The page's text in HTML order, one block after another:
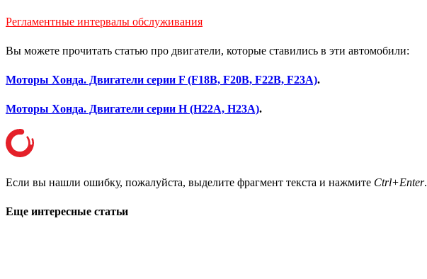
Регламентные интервалы обслуживания
Вы можете прочитать статью про двигатели, которые ставились в эти автомобили:
Моторы Хонда. Двигатели серии F (F18B, F20B, F22B, F23A).
Моторы Хонда. Двигатели серии H (H22A, H23A).
Если вы нашли ошибку, пожалуйста, выделите фрагмент текста и нажмите Ctrl+Enter.
Еще интересные статьи